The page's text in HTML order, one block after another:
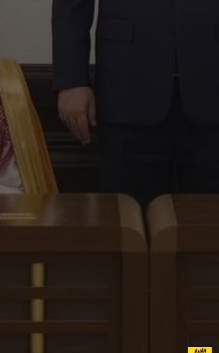
الأخبار